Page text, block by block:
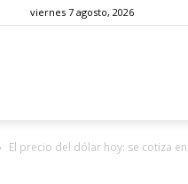
viernes 7 agosto, 2026
El precio del dólar hoy: se cotiza